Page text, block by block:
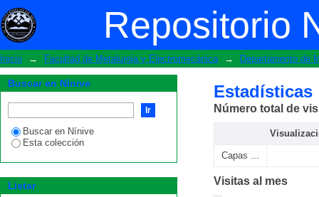
Repositorio
Estadísticas
Inicio → Facultad de Metalurgia y Electromecánica → Departamento de
Estadísticas
Número total de
Capas ...
Visitas al mes
Buscar en Nínive
Buscar en Nínive
Esta colección
Listar